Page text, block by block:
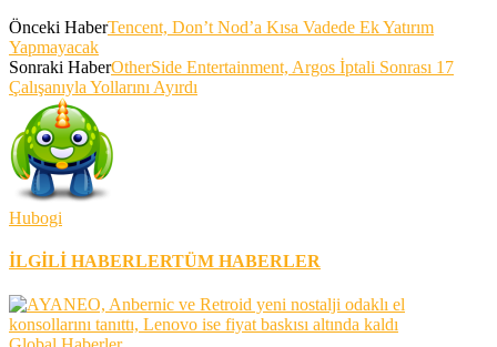
Önceki HaberTencent, Don’t Nod’a Kısa Vadede Ek Yatırım
Yapmayacak
Sonraki HaberOtherSide Entertainment, Argos İptali Sonrası 17
Çalışanıyla Yollarını Ayırdı
Hubogi
İLGİLİ HABERLERTÜM HABERLER